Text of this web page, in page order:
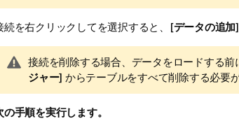
メ
モ
続を右クリックしてを選択すると、[データの追加
警
告
メ
モ
接続を削除する場合、データをロードする
ジャー] からテーブルをすべて削除する必要が
の手順を実行します。